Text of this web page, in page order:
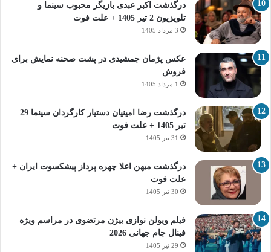
درگذشت اکبر عبدی بازیگر محبوب سینما و
تلویزیون 2 تیر 1405 + علت فوت
3 مرداد 1405
عکس پژمان جمشیدی در پشت صحنه نمایش برای
فروش
1 مرداد 1405
درگذشت رضا امینیان دستیار کارگردان سینما 29
تیر 1405 + علت فوت
31 تیر 1405
درگذشت میهن اعلا چهره پرداز پیشکسوت ایران +
علت فوت
30 تیر 1405
فیلم ویولن نوازی بیژن مرتضوی در مراسم ویژه
فینال جام جهانی 2026
29 تیر 1405